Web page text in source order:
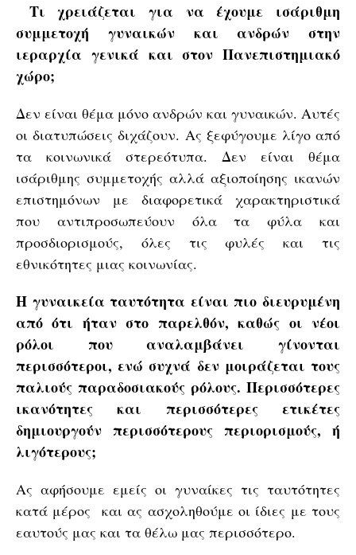
Τι χρειάζεται για να έχουμε ισάριθμη
συμμετοχή γυναικών και ανδρών στην
ιεραρχία γενικά και στον Πανεπιστημιακό
χώρο;
Δεν είναι θέμα μόνο ανδρών και γυναικών. Αυτές
οι διατυπώσεις διχάζουν. Ας ξεφύγουμε λίγο από
τα κοινωνικά στερεότυπα. Δεν είναι θέμα
ισάριθμης συμμετοχής αλλά αξιοποίησης ικανών
επιστημόνων με διαφορετικά χαρακτηριστικά
που αντιπροσωπεύουν όλα τα φύλα και
προσδιορισμούς, όλες τις φυλές και τις
εθνικότητες μιας κοινωνίας.
Η γυναικεία ταυτότητα είναι πιο διευρυμένη
από ότι ήταν στο παρελθόν, καθώς οι νέοι
ρόλοι που αναλαμβάνει γίνονται
περισσότεροι, ενώ συχνά δεν μοιράζεται τους
παλιούς παραδοσιακούς ρόλους. Περισσότερες
ικανότητες και περισσότερες ετικέτες
δημιουργούν περισσότερους περιορισμούς, ή
λιγότερους;
Ας αφήσουμε εμείς οι γυναίκες τις ταυτότητες
κατά μέρος και ας ασχοληθούμε οι ίδιες με τους
εαυτούς μας και τα θέλω μας περισσότερο.